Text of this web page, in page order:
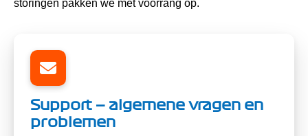
storingen pakken we met voorrang op.
Support — algemene vragen en
problemen